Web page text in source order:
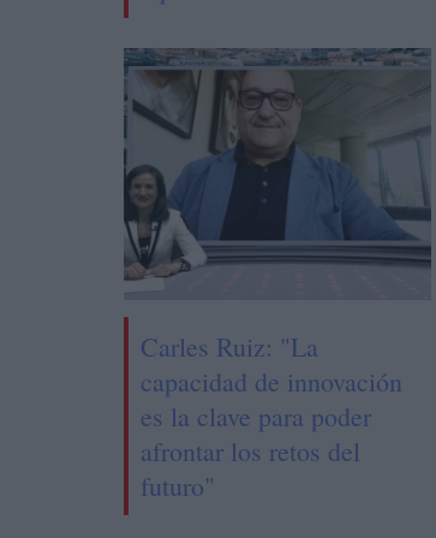
Carles Ruiz: "La
capacidad de innovación
es la clave para poder
afrontar los retos del
futuro"